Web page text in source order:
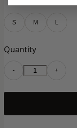
S M L
Quantity
- +